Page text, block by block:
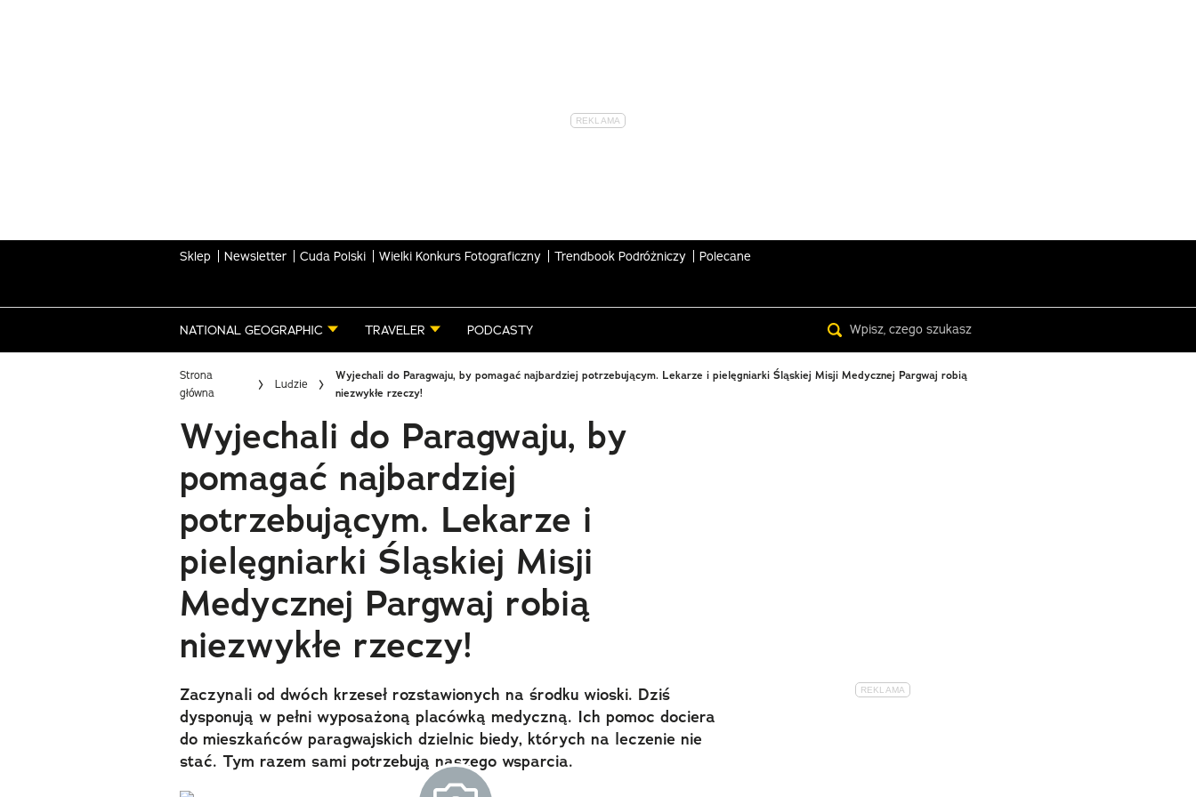
Sklep Newsletter Cuda Polski Wielki Konkurs Fotograficzny Trendbook Podróżniczy Polecane
NATIONAL GEOGRAPHIC TRAVELER PODCASTY
Strona
główna
Ludzie
Wyjechali do Paragwaju, by pomagać najbardziej potrzebującym. Lekarze i pielęgniarki Śląskiej Misji Medycznej Pargwaj robią
niezwykłe rzeczy!
Wyjechali do Paragwaju, by
pomagać najbardziej
potrzebującym. Lekarze i
pielęgniarki Śląskiej Misji
Medycznej Pargwaj robią
niezwykłe rzeczy!
Zaczynali od dwóch krzeseł rozstawionych na środku wioski. Dziś
dysponują w pełni wyposażoną placówką medyczną. Ich pomoc dociera
do mieszkańców paragwajskich dzielnic biedy, których na leczenie nie
stać. Tym razem sami potrzebują naszego wsparcia.